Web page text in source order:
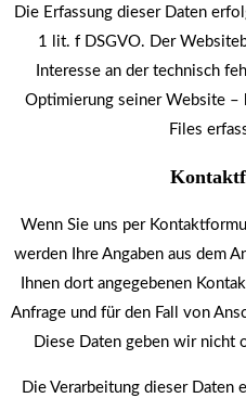
Die Erfassung dieser Daten
1 lit. f DSGVO. Der
Interesse an der technisch
Optimierung seiner Website –
Files
Wenn Sie uns per
werden Ihre Angaben aus dem
Ihnen dort angegebenen
Anfrage und für den Fall von
Diese Daten geben wir nicht
Die Verarbeitung dieser Daten